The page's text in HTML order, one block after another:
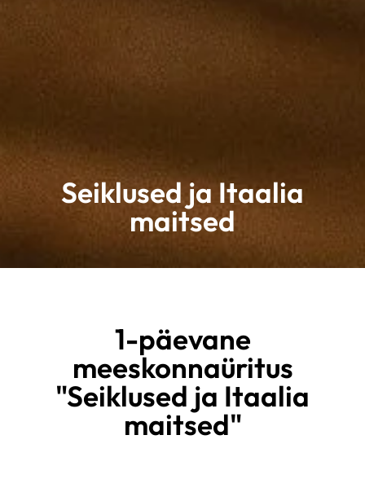
Seiklused ja Itaalia
maitsed
1-päevane
meeskonnaüritus
"Seiklused ja Itaalia
maitsed"